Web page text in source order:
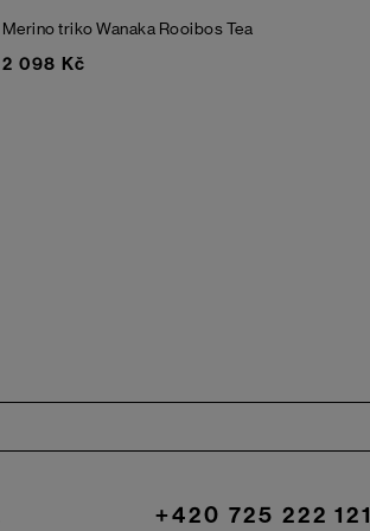
Merino triko Wanaka Rooibos Tea
2 098 Kč
+420 725 222 121